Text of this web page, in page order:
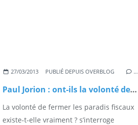
27/03/2013 PUBLIÉ DEPUIS OVERBLOG …
Paul Jorion : ont-ils la volonté de fermer les paradis fiscaux?
La volonté de fermer les paradis fiscaux
existe-t-elle vraiment ? s’interroge